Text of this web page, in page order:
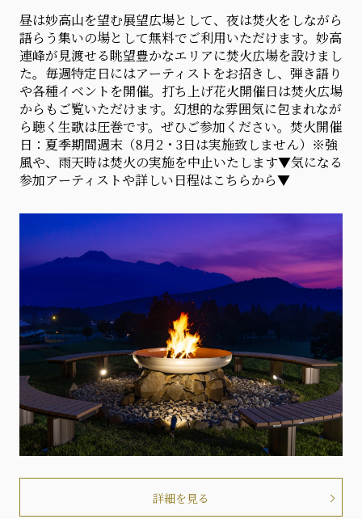
昼は妙高山を望む展望広場として、夜は焚火をしながら
語らう集いの場として無料でご利用いただけます。妙高
連峰が見渡せる眺望豊かなエリアに焚火広場を設けまし
た。毎週特定日にはアーティストをお招きし、弾き語り
や各種イベントを開催。打ち上げ花火開催日は焚火広場
からもご覧いただけます。幻想的な雰囲気に包まれなが
ら聴く生歌は圧巻です。ぜひご参加ください。焚火開催
日：夏季期間週末（8月2・3日は実施致しません）※強
風や、雨天時は焚火の実施を中止いたします▼気になる
参加アーティストや詳しい日程はこちらから▼
詳細を見る